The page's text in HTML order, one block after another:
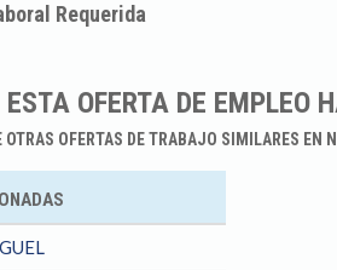
Requerida
ESTA OFERTA DE EMPLEO
OTRAS OFERTAS DE TRABAJO SIMILARES EN